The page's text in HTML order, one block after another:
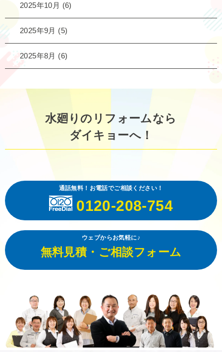
2025年10月 (6)
2025年9月 (5)
2025年8月 (6)
水廻りのリフォームなら
ダイキョーへ！
通話無料！お電話でご相談ください！
0120-208-754
ウェブからお気軽に♪
無料見積・ご相談フォーム